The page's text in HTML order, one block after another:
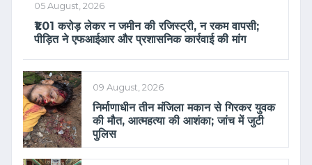
05 August, 2026
₹1.01 करोड़ लेकर न जमीन की रजिस्ट्री, न रकम वापसी;
पीड़ित ने एफआईआर और प्रशासनिक कार्रवाई की मांग
09 August, 2026
निर्माणाधीन तीन मंजिला मकान से गिरकर युवक
की मौत, आत्महत्या की आशंका; जांच में जुटी
पुलिस